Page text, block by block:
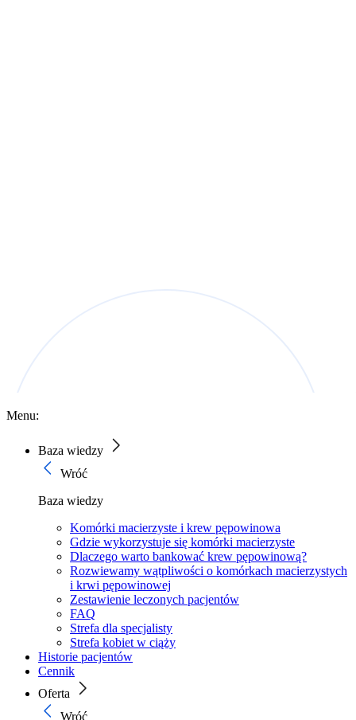
Menu:
Baza wiedzy
Wróć
Baza wiedzy
Komórki macierzyste i krew pępowinowa
Gdzie wykorzystuje się komórki macierzyste
Dlaczego warto bankować krew pępowinową?
Rozwiewamy wątpliwości o komórkach macierzystych
i krwi pępowinowej
Zestawienie leczonych pacjentów
FAQ
Strefa dla specjalisty
Strefa kobiet w ciąży
Historie pacjentów
Cennik
Oferta
Wróć